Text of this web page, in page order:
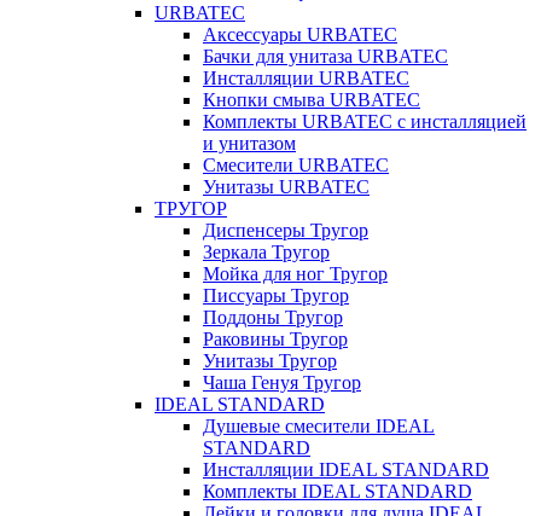
URBATEC
Аксессуары URBATEC
Бачки для унитаза URBATEC
Инсталляции URBATEC
Кнопки смыва URBATEC
Комплекты URBATEC с инсталляцией
и унитазом
Смесители URBATEC
Унитазы URBATEC
ТРУГОР
Диспенсеры Тругор
Зеркала Тругор
Мойка для ног Тругор
Писсуары Тругор
Поддоны Тругор
Раковины Тругор
Унитазы Тругор
Чаша Генуя Тругор
IDEAL STANDARD
Душевые смесители IDEAL
STANDARD
Инсталляции IDEAL STANDARD
Комплекты IDEAL STANDARD